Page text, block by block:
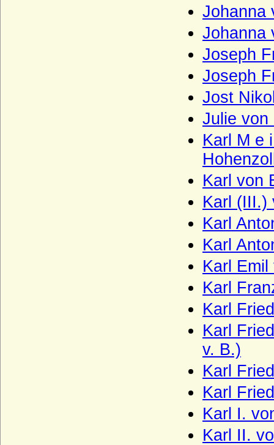
Johanna
Johanna
Joseph
Joseph
Jost
Julie von
Karl M e
Karl von
Karl (III.)
Karl
Karl
Karl
Karl
Karl
Karl
v. B.)
Karl
Karl
Karl I.
Karl II.